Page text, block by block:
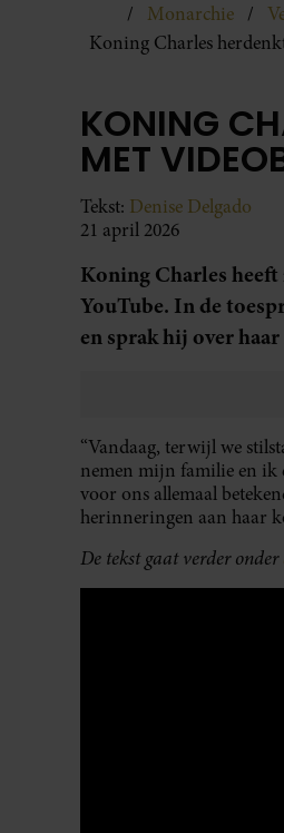
Monarchie
Koning Charles
KONING
MET
Tekst: Denise Delgado
21 april 2026
Koning Charles
YouTube. In de
en sprak hij over
“Vandaag, terwijl we
nemen mijn familie en ik
voor ons allemaal
herinneringen aan haar
De tekst gaat verder onder